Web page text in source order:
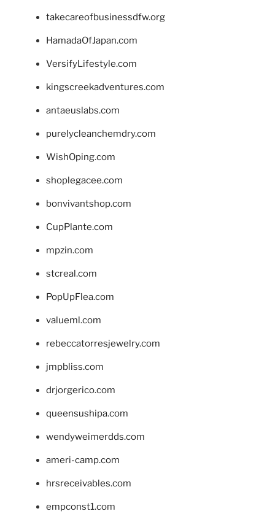
takecareofbusinessdfw.org
HamadaOfJapan.com
VersifyLifestyle.com
kingscreekadventures.com
antaeuslabs.com
purelycleanchemdry.com
WishOping.com
shoplegacee.com
bonvivantshop.com
CupPlante.com
mpzin.com
stcreal.com
PopUpFlea.com
valueml.com
rebeccatorresjewelry.com
jmpbliss.com
drjorgerico.com
queensushipa.com
wendyweimerdds.com
ameri-camp.com
hrsreceivables.com
empconst1.com